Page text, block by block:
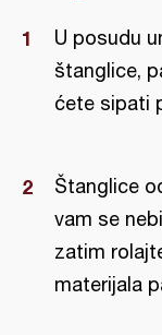
U posudu
štanglice,
ćete sipati
Štanglice
vam se
zatim
materijala